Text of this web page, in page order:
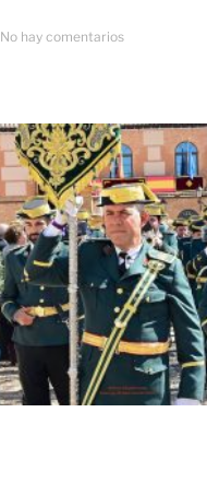
No hay comentarios